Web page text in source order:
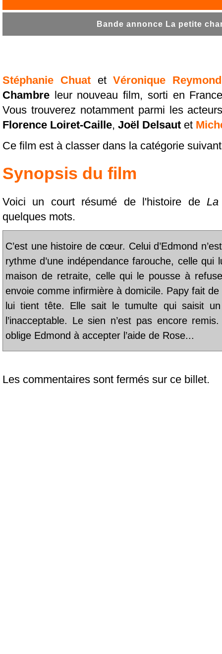
Bande annonce La petite
Stéphanie ChuatetVéronique Reymond
Chambre leur nouveau film, sorti en
Vous trouverez notamment parmi les
Florence Loiret-Caille, Joël Delsaut et
Ce film est à classer dans la catégorie
Synopsis du film
Voici un court résumé de l'histoire de La
quelques mots.
C’est une histoire de cœur. Celui d’Edmond
rythme d’une indépendance farouche, celle qui
maison de retraite, celle qui le pousse à
envoie comme infirmière à domicile. Papy fait
lui tient tête. Elle sait le tumulte qui saisit
l’inacceptable. Le sien n’est pas encore
oblige Edmond à accepter l’aide de Rose...
Les commentaires sont fermés sur ce billet.